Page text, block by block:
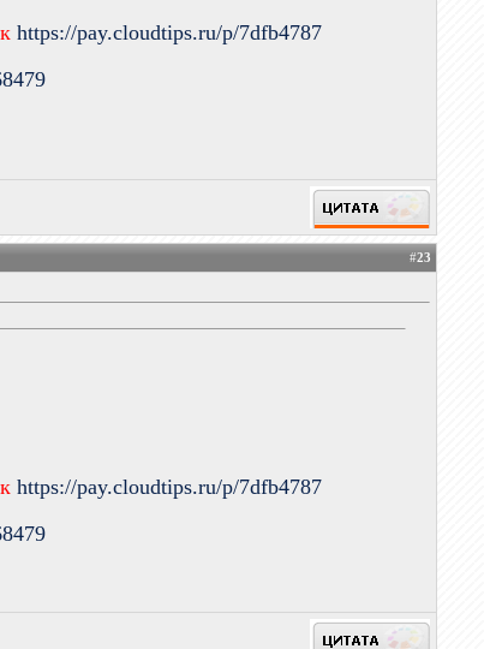
https://pay.cloudtips.ru/p/7dfb4787
#23
https://pay.cloudtips.ru/p/7dfb4787